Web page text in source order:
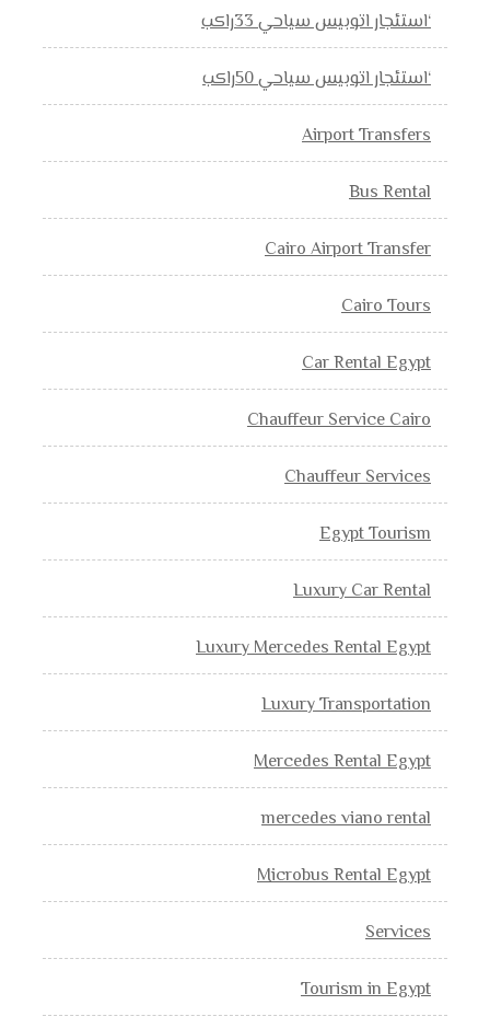
‘استئجار اتوبيس سياحي 33راكب
‘استئجار اتوبيس سياحي 50راكب
Airport Transfers
Bus Rental
Cairo Airport Transfer
Cairo Tours
Car Rental Egypt
Chauffeur Service Cairo
Chauffeur Services
Egypt Tourism
Luxury Car Rental
Luxury Mercedes Rental Egypt
Luxury Transportation
Mercedes Rental Egypt
mercedes viano rental
Microbus Rental Egypt
Services
Tourism in Egypt